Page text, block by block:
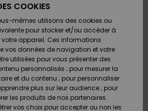
Tongs
Tongs
COOKIES
mêmes utilisons des cookies ou
pour stocker et/ou accéder à
appareil. Ces informations
vos données de navigation et votre
utilisées pour vous présenter des
personnalisés ; pour mesurer la
et du contenu ; pour personnaliser
plus sur leur audience ; pour
les produits de nos partenaires.
vos choix pour accepter ou non les